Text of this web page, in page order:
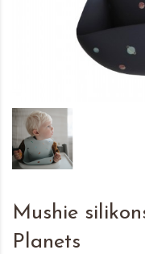
Mushie
Planets